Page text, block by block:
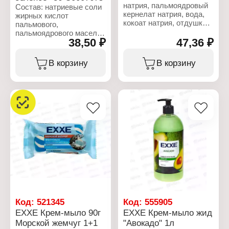
Состав: натриевые соли
жирных кислот
пальмового,
пальмоядрового масел,
вода, натриевые соли
кокосового масла,
отдушка, хлорид натрия,
кислота, жидкий
парафин, диоксид
титана, цетеариловый
спирт, хлорид
цетримония.
Характеристики:
Бренд: EXXE
Действие: тонизирующее
Вес: 90 г
38,50 ₽
В корзину
натрия, пальмоядровый
кернелат натрия, вода,
кокоат натрия, отдушка,
тетранатриевая соль
ЭДТА, этидроновая
кислота, вазелиновое
масло, диоксид титана.
Характеристики:
Бренд: EXXE
Тип товара: Туалетное
Вариация: крем
Название: "Лотос"
Действие: интенсивное
47,36 ₽
В корзину
Код: 521345
EXXE Крем-мыло 90г
Морской жемчуг 1+1
Код:555905
EXXE Крем-мыло жид
"Авокадо" 1л